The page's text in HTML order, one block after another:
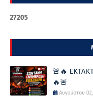
27205
🚨🔥
🔥🚨
Αυγούστου